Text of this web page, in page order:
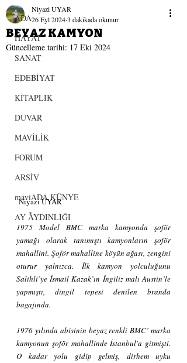
SANAT
GİRİŞ YAP
ADA
HAYAT
SANAT
EDEBİYAT
KİTAPLIK
DUVAR
MAVİLİK
FORUM
ARSİV
maviADA KÜNYE
AY AYDINLIĞI
BEYAZ KAMYON
Niyazi UYAR
26 Eyl 20243 dakikada okunur
Güncelleme tarihi: 17 Eki 2024
Niyazi UYAR
       *
1975 Model BMC marka kamyonda şoför
yamağı olarak tanımıştı kamyonların şoför
mahallini. Şoför mahalline köyün ağası, zengini
oturur yalnızca. İlk kamyon yolculuğunu
Salihli’ye İsmail Kazak’ın İngiliz malı Austin’le
yapmıştı, dingil tepesi denilen branda
bagajında.
1976 yılında abisinin beyaz renkli BMC’ marka
kamyonun şoför mahallinde İstanbul'a gitmişti.
O kadar yolu gidip gelmiş, dirhem uyku